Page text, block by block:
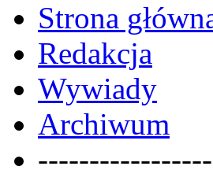
Strona
Redakcja
Wywiady
Archiwum